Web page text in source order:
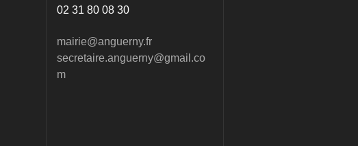
02 31 80 08 30
mairie@anguerny.fr
secretaire.anguerny@gmail.co
m